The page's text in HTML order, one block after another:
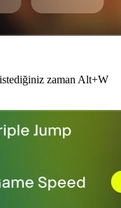
zaman Alt+W